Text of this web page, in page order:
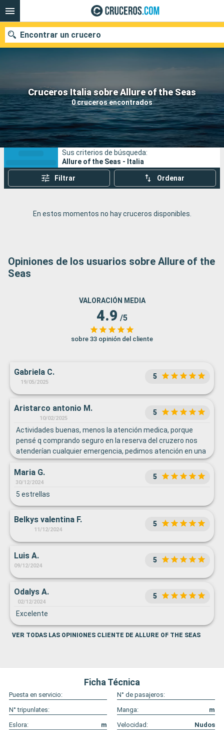
Cruceros Italia sobre Allure of the Seas
0 cruceros encontrados
Encontrar un crucero
Nuestros destinos
Fecha de salida
Puertos Compañías
Buscar
Sus criterios de búsqueda:
Allure of the Seas - Italia
Filtrar Ordenar
En estos momentos no hay cruceros disponibles.
Opiniones de los usuarios sobre Allure of the
Seas
VALORACIÓN MEDIA
4.9 /5
sobre 33 opinión del cliente
Gabriela C.
19/05/2025
5
Aristarco antonio M.
10/02/2025
5
Actividades buenas, menos la atención medica, porque
pensé q comprando seguro en la reserva del cruzero nos
atenderían cualquier emergencia, pedimos atención en una
uña partida en la mano durante el barco y teníamos q pagar
175.00 para atendernos
Maria G.
30/12/2024
5
5 estrellas
Belkys valentina F.
11/12/2024
5
Luis A.
09/12/2024
5
Odalys A.
02/12/2024
5
Excelente
VER TODAS LAS OPINIONES CLIENTE DE ALLURE OF THE SEAS
Ficha Técnica
Puesta en servicio:
N° de pasajeros:
N° tripunlates:
Manga:
m
Eslora:
m Velocidad: Nudos